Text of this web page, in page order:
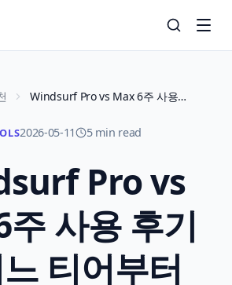
Windsurf Pro vs Max 6주 사용 후기 — 어느 티어부터 본전 뽑나 솔직 비교 2026
2026-05-11 5 min read
Pro vs
사용 후기
티어부터